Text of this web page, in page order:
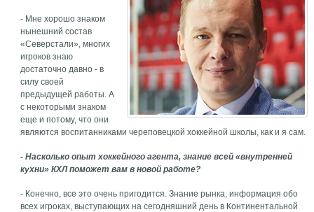
- Мне хорошо знаком
нынешний состав
«Северстали», многих
игроков знаю
достаточно давно - в
силу своей
предыдущей работы. А
с некоторыми знаком
еще и потому, что они
являются воспитанниками череповецкой хоккейной школы, как и я сам.
- Насколько опыт хоккейного агента, знание всей «внутренней
кухни» КХЛ поможет вам в новой работе?
- Конечно, все это очень пригодится. Знание рынка, информация обо
всех игроках, выступающих на сегодняшний день в Континентальной